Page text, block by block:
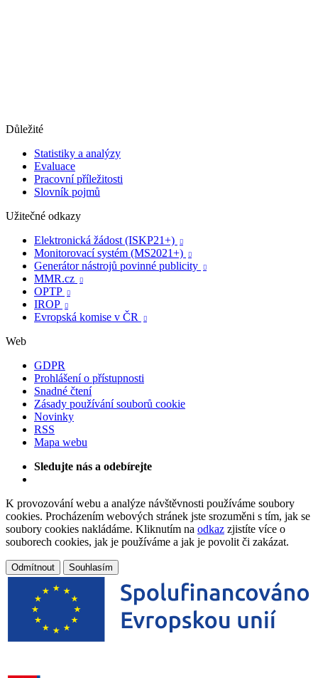
Důležité
Statistiky a analýzy
Evaluace
Pracovní příležitosti
Slovník pojmů
Užitečné odkazy
Elektronická žádost (ISKP21+)

Monitorovací systém (MS2021+) 
Generátor nástrojů povinné publicity 
MMR.cz 
OPTP 
IROP 
Evropská komise v ČR 
Web
GDPR
Prohlášení o přístupnosti
Snadné čtení
Zásady používání souborů cookie
Novinky
RSS
Mapa webu
Sledujte nás a odebírejte
K provozování webu a analýze návštěvnosti používáme soubory
cookies. Procházením webových stránek jste srozuměni s tím, jak se
soubory cookies nakládáme. Kliknutím na odkaz zjistíte více o
souborech cookies, jak je používáme a jak je povolit či zakázat.
Odmítnout Souhlasím